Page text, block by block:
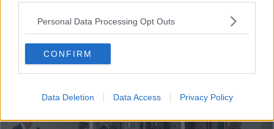
Personal Data Processing Opt Outs
CONFIRM
Data Deletion Data Access Privacy Policy
Se vuoi leggere le notizie principali della Toscana iscriviti alla
Newsletter QUInews - ToscanaMedia.
alle 20:00 direttamente nella tua casella di posta.
Basta cliccareQUI
Fotogallery